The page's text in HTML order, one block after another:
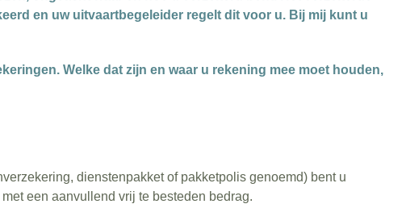
en uw uitvaartbegeleider regelt dit voor u. Bij mij kunt u
Welke dat zijn en waar u rekening mee moet houden,
dienstenpakket of pakketpolis genoemd) bent u
een aanvullend vrij te besteden bedrag.